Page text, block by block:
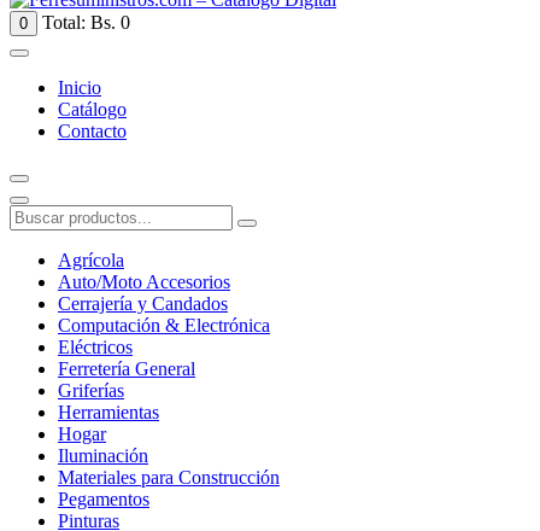
0 Total: Bs. 0
Inicio
Catálogo
Contacto
Agrícola
Auto/Moto Accesorios
Cerrajería y Candados
Computación & Electrónica
Eléctricos
Ferretería General
Griferías
Herramientas
Hogar
Iluminación
Materiales para Construcción
Pegamentos
Pinturas